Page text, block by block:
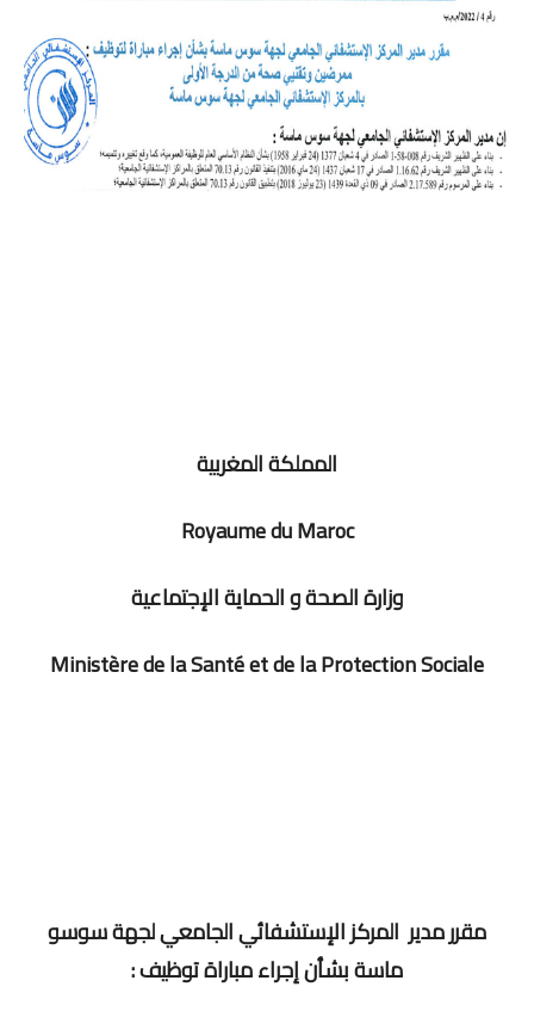
المملكة المغربية
Royaume du Maroc
وزارة الصحة و الحماية الإجتماعية
Ministère de la Santé et de la Protection Sociale
مقرر مدير المركز الإستشفائي الجامعي لجهة سوسو
ماسة بشأن إجراء مباراة توظيف :